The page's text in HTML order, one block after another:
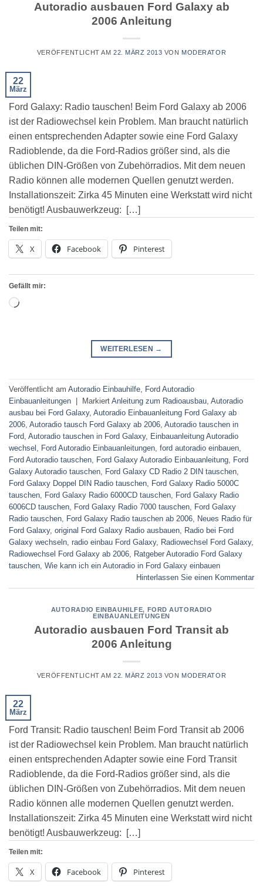
Autoradio ausbauen Ford Galaxy ab
2006 Anleitung
VERÖFFENTLICHT AM 22. MÄRZ 2013 VON MODERATOR
22
März
Ford Galaxy: Radio tauschen! Beim Ford Galaxy ab 2006
ist der Radiowechsel kein Problem. Man braucht natürlich
einen entsprechenden Adapter sowie eine Ford Galaxy
Radioblende, da die Ford-Radios größer sind, als die
üblichen DIN-Größen von Zubehörradios. Mit dem neuen
Radio können alle modernen Quellen genutzt werden.
Installationszeit: Zirka 45 Minuten eine Werkstatt wird nicht
benötigt! Ausbauwerkzeug: […]
Teilen mit:
X Facebook Pinterest
Gefällt mir:
Wird
WEITERLESEN →
Veröffentlicht am Autoradio Einbauhilfe Ford Autoradio
Einbauanleitungen | Markiert Anleitung zum Radioausbau Autoradio
ausbau bei Ford Galaxy, Autoradio Einbauanleitung Ford Galaxy ab
2006 Autoradio tausch Ford Galaxy ab 2006 Autoradio tauschen in
Ford Autoradio tauschen in Ford Galaxy, Einbauanleitung Autoradio
wechsel
Ford Autoradio Einbauanleitungen ford autoradio einbauen
Ford Autoradio tauschen Ford Galaxy Autoradio Einbauanleitung Ford
Galaxy Autoradio tauschen Ford Galaxy CD Radio 2 DIN tauschen
Ford Galaxy Doppel DIN Radio tauschen Ford Galaxy Radio 5000C
tauschen Ford Galaxy Radio 6000CD tauschen Ford Galaxy Radio
6006CD tauschen Ford Galaxy Radio 7000 tauschen Ford Galaxy
Radio tauschen Ford Galaxy Radio tauschen ab 2006 Neues Radio für
Ford Galaxy, original Ford Galaxy Radio ausbauen Radio bei Ford
Galaxy wechseln radio einbau Ford Galaxy, Radiowechsel Ford Galaxy,
Radiowechsel Ford Galaxy ab 2006 Ratgeber Autoradio Ford Galaxy
tauschen Wie kann ich ein Autoradio in Ford Galaxy einbauen
Hinterlassen Sie einen Kommentar
AUTORADIO EINBAUHILFE, FORD AUTORADIO
EINBAUANLEITUNGEN
Autoradio ausbauen Ford Transit ab
2006 Anleitung
VERÖFFENTLICHT AM 22. MÄRZ 2013 VON MODERATOR
22
März
Ford Transit: Radio tauschen! Beim Ford Transit ab 2006
ist der Radiowechsel kein Problem. Man braucht natürlich
einen entsprechenden Adapter sowie eine Ford Transit
Radioblende, da die Ford-Radios größer sind, als die
üblichen DIN-Größen von Zubehörradios. Mit dem neuen
Radio können alle modernen Quellen genutzt werden.
Installationszeit: Zirka 45 Minuten eine Werkstatt wird nicht
benötigt! Ausbauwerkzeug: […]
Teilen mit:
X Facebook Pinterest